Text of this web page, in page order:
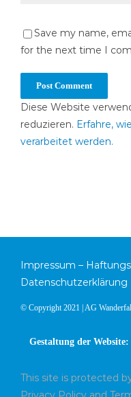
Save my name,
for the next time I
Diese Website
reduzieren. Erfahre,
verarbeitet werden.
Impressum –
Datenschutzerklärung
© Copyright 2021 | AG
Gestaltung der Website:
This site is protected